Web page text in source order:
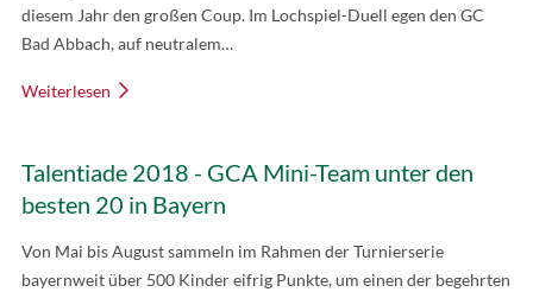
diesem Jahr den großen Coup. Im Lochspiel-Duell egen den GC
Bad Abbach, auf neutralem…
Weiterlesen
Talentiade 2018 - GCA Mini-Team unter den
besten 20 in Bayern
Von Mai bis August sammeln im Rahmen der Turnierserie
bayernweit über 500 Kinder eifrig Punkte, um einen der begehrten